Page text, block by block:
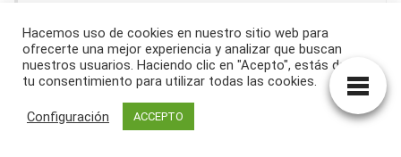
Wataru Toriyama, al ser preguntado por une
periodista sobre el motivo de este atrevido paso
hacia una era de producción de carne más
Hacemos uso de cookies en nuestro sitio web para
ofrecerte una mejor experiencia y analizar que buscan
nuestros usuarios. Haciendo clic en "Acepto", estás dando
tu consentimiento para utilizar todas las cookies.
Configuración ACCEPTO